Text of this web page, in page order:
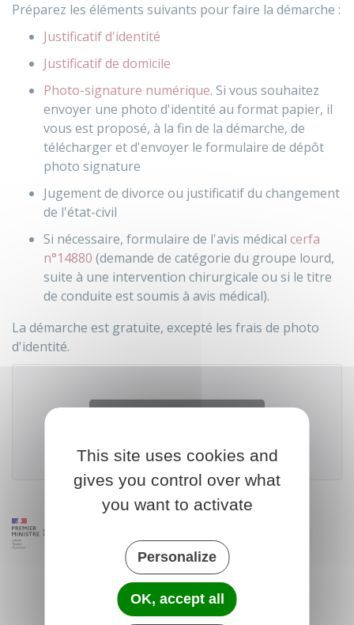
Préparez les éléments suivants pour faire la démarche :
Justificatif d'identité
Justificatif de domicile
Photo-signature numérique. Si vous souhaitez
envoyer une photo d'identité au format papier, il
vous est proposé, à la fin de la démarche, de
télécharger et d'envoyer le formulaire de dépôt
photo signature
Jugement de divorce ou justificatif du changement
de l'état-civil
Si nécessaire, formulaire de l'avis médical cerfa
n°14880 (demande de catégorie du groupe lourd,
suite à une intervention chirurgicale ou si le titre
de conduite est soumis à avis médical).
La démarche est gratuite, excepté les frais de photo
d'identité.
Agence nationale des titres sécurisés (ANTS)
This site uses cookies and
gives you control over what
you want to activate
Personalize
OK, accept all